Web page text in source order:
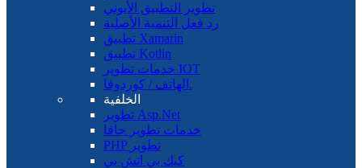
تطوير التطبيق الأيوني
رد فعل التنمية الأصلية
تطبيق Xamarin
تطبيق Kotlin
خدمات تطوير IOT
الهاتف / كوردوفا.
الخلفية
تطوير Asp.Net
خدمات تطوير جافا
PHP تطوير
كيك بي اتش بي